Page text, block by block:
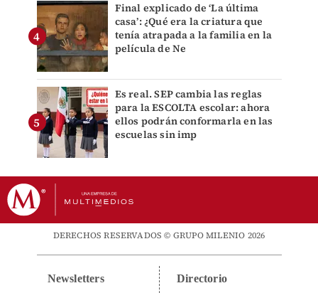
Final explicado de ‘La última
casa’: ¿Qué era la criatura que
tenía atrapada a la familia en la
película de Ne
Es real. SEP cambia las reglas
para la ESCOLTA escolar: ahora
ellos podrán conformarla en las
escuelas sin imp
DERECHOS RESERVADOS © GRUPO MILENIO 2026
Newsletters Directorio